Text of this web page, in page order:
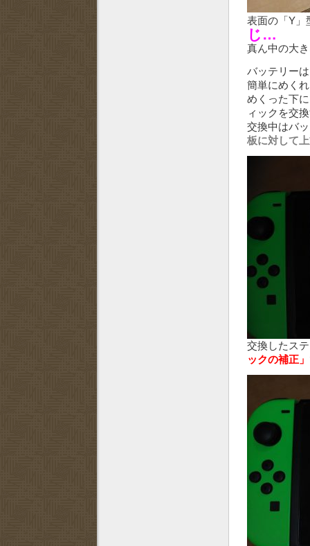
表面の「Y」
じ…
真ん中の大
バッテリー
簡単にめく
めくった下
ィックを交
交換中はバ
板に対して
交換したス
ックの補正」